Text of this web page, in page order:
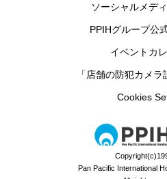
ソーシャルメデ
PPIHグループ公
イベントカ
「店舗の防犯カメ
Cookies
Pan Pacific International